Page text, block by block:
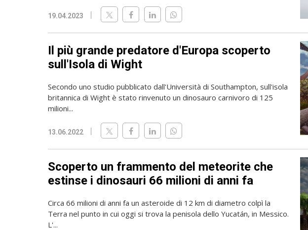
19.04.2023
Il più grande predatore d'Europa scoperto
sull'Isola di Wight
Secondo uno studio pubblicato dall'Università di Southampton, sull'isola
britannica di Wight è stato rinvenuto un dinosauro carnivoro di 125
milioni...
13.06.2022
Scoperto un frammento del meteorite che
estinse i dinosauri 66 milioni di anni fa
Circa 66 milioni di anni fa un asteroide di 12 km di diametro colpì la
Terra nel punto in cui oggi si trova la penisola dello Yucatán, in Messico.
L'...